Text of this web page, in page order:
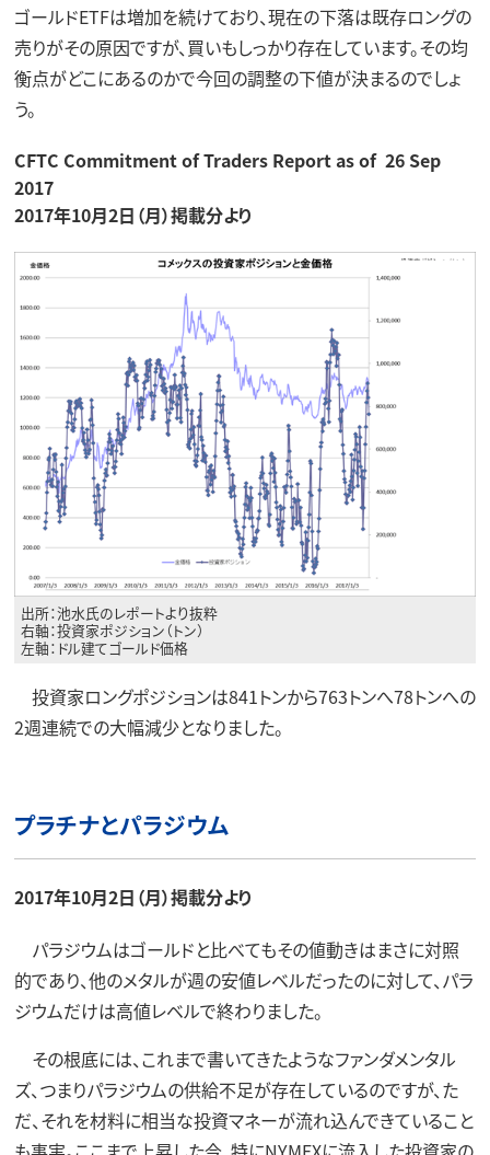
ゴールドETFは増加を続けており、現在の下落は既存ロングの
売りがその原因ですが、買いもしっかり存在しています。その均
衡点がどこにあるのかで今回の調整の下値が決まるのでしょ
う。
CFTC Commitment of Traders Report as of 26 Sep
2017
2017年10月2日（月）掲載分より
出所：池水氏のレポートより抜粋
右軸：投資家ポジション（トン）
左軸：ドル建てゴールド価格
投資家ロングポジションは841トンから763トンへ78トンへの
2週連続での大幅減少となりました。
プラチナとパラジウム
2017年10月2日（月）掲載分より
パラジウムはゴールドと比べてもその値動きはまさに対照
的であり、他のメタルが週の安値レベルだったのに対して、パラ
ジウムだけは高値レベルで終わりました。
その根底には、これまで書いてきたようなファンダメンタル
ズ、つまりパラジウムの供給不足が存在しているのですが、た
だ、それを材料に相当な投資マネーが流れ込んできていること